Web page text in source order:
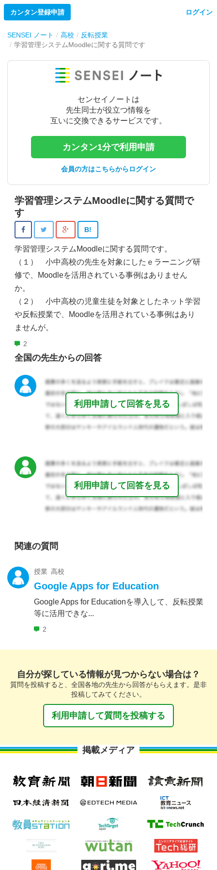
カンタン登録申請 ログイン
SENSEI ノート 高校
反転授業
学習管理システムMoodleに関する質問です
センセイノートは
先生同士が役立つ情報を
互いに交換できるサービスです。
カンタン1分で利用申請
会員の方はこちらからログイン
学習管理システムMoodleに関する質問で
す
B!
学習管理システムMoodleに関する質問です。
（１） 小中高校の先生を対象にしたｅラーニング研
修で、Moodleを活用されている事例はありません
か。
（２） 小中高校の児童生徒を対象としたネット学習
や反転授業で、Moodleを活用されている事例はあり
ませんが。
2
全国の先生からの回答
利用申請して回答を見る
利用申請して回答を見る
関連の質問
授業 高校
Google Apps for Education
Google Apps for Educationを導入して、反転授業
等に活用できな...
2
自分が探している情報が見つからない場合は？
質問を投稿すると、全国各地の先生から回答がもらえます。是非
投稿してみてください。
利用申請して質問を投稿する
掲載メディア